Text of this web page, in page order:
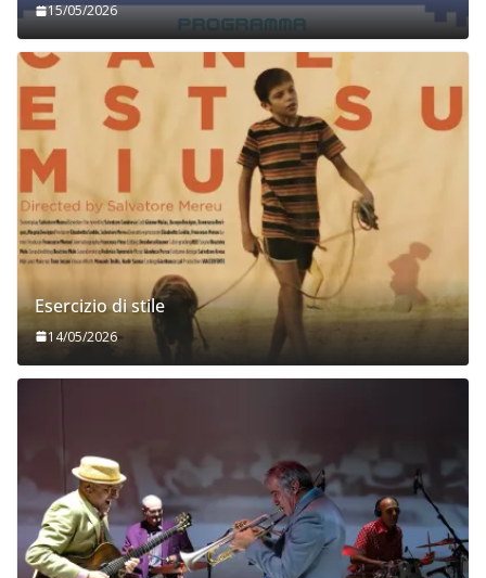
15/05/2026
Esercizio di stile
14/05/2026